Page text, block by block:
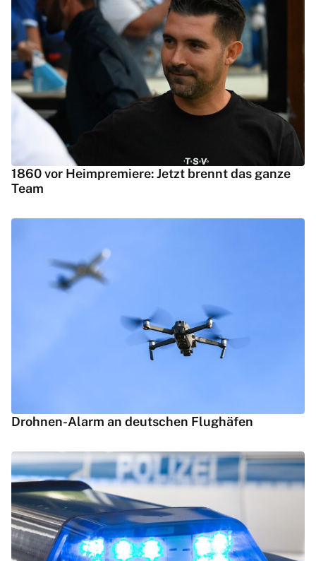
1860 vor Heimpremiere: Jetzt brennt das ganze
Team
Drohnen-Alarm an deutschen Flughäfen